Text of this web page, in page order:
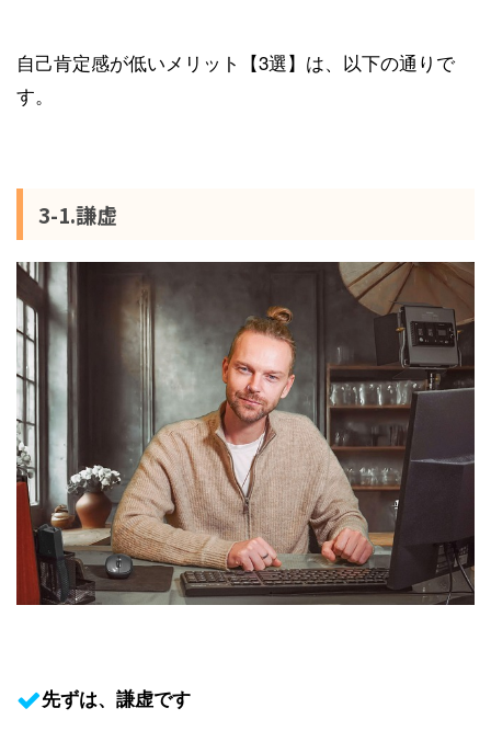
自己肯定感が低いメリット【3選】は、以下の通りで
す。
3-1.謙虚
先ずは、謙虚です